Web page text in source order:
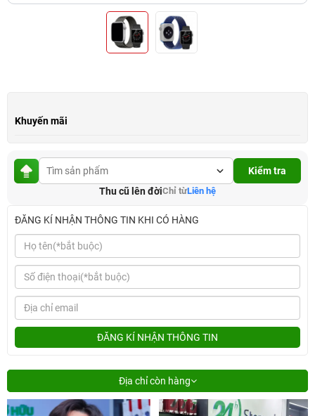
Khuyến mãi
Kiểm tra
Thu cũ lên đờiChỉ từLiên hệ
ĐĂNG KÍ NHẬN THÔNG TIN KHI CÓ HÀNG
ĐĂNG KÍ NHẬN THÔNG TIN
Địa chỉ còn hàng